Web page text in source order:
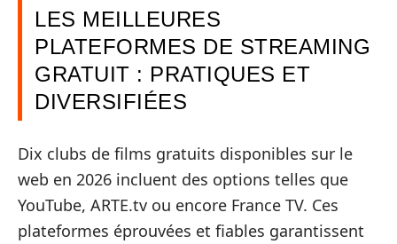
LES MEILLEURES
PLATEFORMES DE STREAMING
GRATUIT : PRATIQUES ET
DIVERSIFIÉES
Dix clubs de films gratuits disponibles sur le
web en 2026 incluent des options telles que
YouTube, ARTE.tv ou encore France TV. Ces
plateformes éprouvées et fiables garantissent